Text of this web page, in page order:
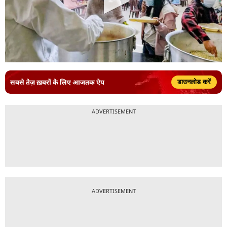
सबसे तेज़ ख़बरों के लिए आजतक ऐप डाउनलोड करें
ADVERTISEMENT
ADVERTISEMENT